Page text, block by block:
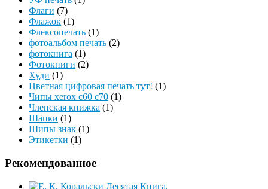
Флаги (7)
Флажок (1)
Флексопечать (1)
фотоальбом печать (2)
фотокнига (1)
Фотокниги (2)
Худи (1)
Цветная цифровая печать тут! (1)
Чипы xerox c60 c70 (1)
Членская книжка (1)
Шапки (1)
Шипы знак (1)
Этикетки (1)
Рекомендованное